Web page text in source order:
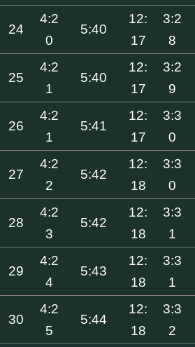
24
4:2
0
5:40
12:
17
3:2
8
25
4:2
1
5:40
12:
17
3:2
9
26
4:2
1
5:41
12:
17
3:3
0
27
4:2
2
5:42
12:
18
3:3
0
28
4:2
3
5:42
12:
18
3:3
1
29
4:2
4
5:43
12:
18
3:3
1
30
4:2
5
5:44
12:
18
3:3
2